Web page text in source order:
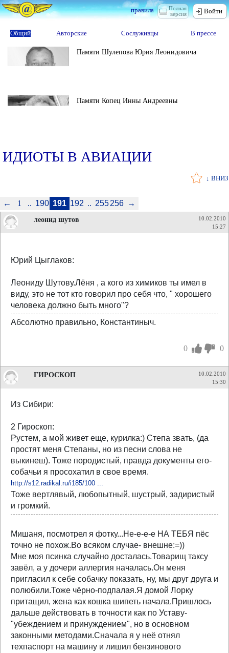
Полная
версия
правила Войти
Общий Авторские Сослуживцы В прессе
Памяти Шулепова Юрия Леонидовича
Памяти Копец Инны Андреевны
ИДИОТЫ В АВИАЦИИ
↓ ВНИЗ
← 1 .. 190 191 192 .. 255256 →
леонид шутов
10.02.2010
15:27
Юрий Цыглаков:
Леониду Шутову.Лёня , а кого из химиков ты имел в
виду, это не тот кто говорил про себя что, " хорошего
человека должно быть много"?
Абсолютно правильно, Константиныч.
0 0
ГИРОСКОП
10.02.2010
15:30
Из Сибири:
2 Гироскоп:
Рустем, а мой живет еще, курилка:) Степа звать, (да
простят меня Степаны, но из песни слова не
выкинеш). Тоже породистый, правда документы его-
собачьи я просохатил в свое время.
http://s12.radikal.ru/i185/100 ...
Тоже вертлявый, любопытный, шустрый, задиристый
и громкий.
Мишаня, посмотрел я фотку...Не-е-е-е НА ТЕБЯ пёс
точно не похож.Во всяком случае- внешне:=))
Мне моя псинка случайно досталась.Товарищ таксу
завёл, а у дочери аллергия началась.Он меня
пригласил к себе собачку показать, ну, мы друг друга и
полюбили.Тоже чёрно-подпалая.Я домой Лорку
притащил, жена как кошка шипеть начала.Пришлось
дальше действовать в точности как по Уставу-
"убеждением и принуждением", но в основном
законными методами.Сначала я у неё отнял
техпаспорт на машину и лишил бензинового